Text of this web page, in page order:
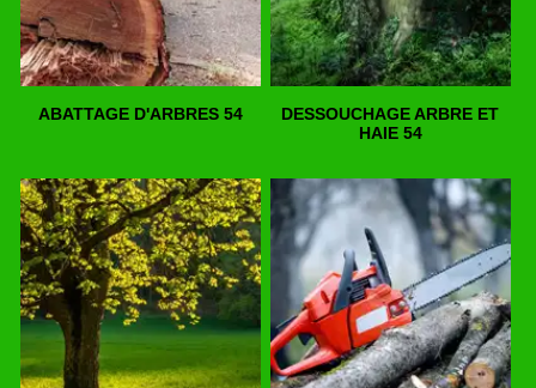
ABATTAGE D'ARBRES 54
DESSOUCHAGE ARBRE ET
HAIE 54